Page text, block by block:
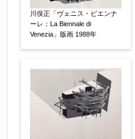
絵の画面サイズ 【任意】
軸装
その他
川俣正「ヴェニス・ビエンナ
ーレ：La Biennale di
Venezia」版画 1988年